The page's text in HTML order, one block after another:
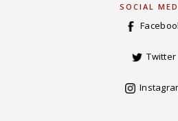
SOCIAL
Twitter